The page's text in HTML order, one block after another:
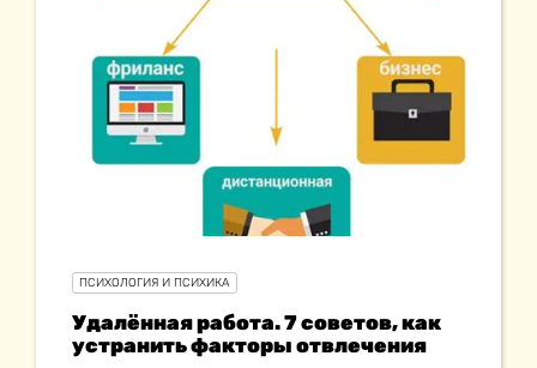
ПСИХОЛОГИЯ И ПСИХИКА
Удалённая работа. 7 советов, как
устранить факторы отвлечения